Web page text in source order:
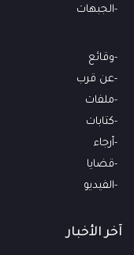
الجبهات
وقائع
عن قرب
ملفات
كتابات
أرجاء
قضايا
الفيديو
آخر الأخبار